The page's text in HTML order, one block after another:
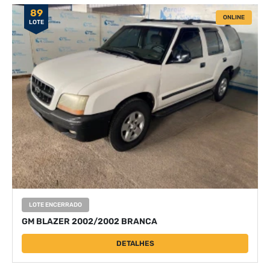
89
LOTE
ONLINE
LOTE ENCERRADO
GM BLAZER 2002/2002 BRANCA
DETALHES